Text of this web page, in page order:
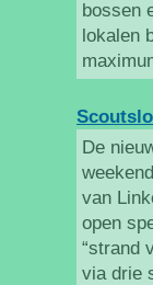
bossen
lokalen
De
van
open
“strand
via drie